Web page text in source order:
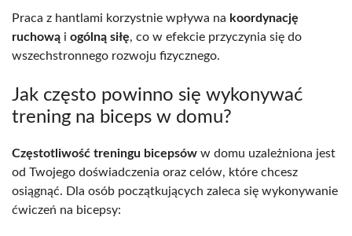
Praca z hantlami korzystnie wpływa na koordynację
ruchową i ogólną siłę, co w efekcie przyczynia się do
wszechstronnego rozwoju fizycznego.
Jak często powinno się wykonywać
trening na biceps w domu?
Częstotliwość treningu bicepsów w domu uzależniona jest
od Twojego doświadczenia oraz celów, które chcesz
osiągnąć. Dla osób początkujących zaleca się wykonywanie
ćwiczeń na bicepsy: